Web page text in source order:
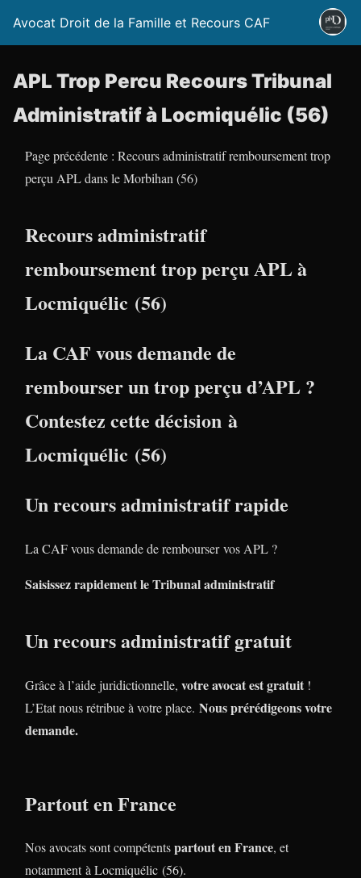
Avocat Droit de la Famille et Recours CAF
APL Trop Percu Recours Tribunal
Administratif à Locmiquélic (56)
Page précédente : Recours administratif remboursement trop
perçu APL dans le Morbihan (56)
Recours administratif
remboursement trop perçu APL à
Locmiquélic (56)
La CAF vous demande de
rembourser un trop perçu d’APL ?
Contestez cette décision à
Locmiquélic (56)
Un recours administratif rapide
La CAF vous demande de rembourser vos APL ?
Saisissez rapidement le Tribunal administratif
Un recours administratif gratuit
Grâce à l’aide juridictionnelle, votre avocat est gratuit !
L’Etat nous rétribue à votre place. Nous prérédigeons votre
demande.
Partout en France
Nos avocats sont compétentspartout en France, et
notamment à Locmiquélic (56).